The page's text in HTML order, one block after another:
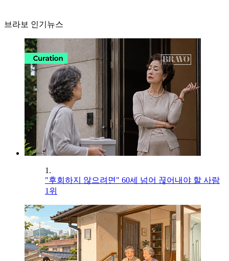
브라보 인기뉴스
1.
"후회하지 않으려면" 60세 넘어 끊어내야 할 사람
1위